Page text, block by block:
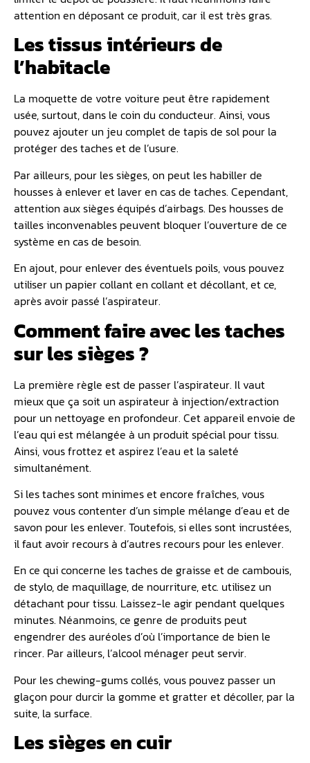
attention en déposant ce produit, car il est très gras.
Les tissus intérieurs de
l’habitacle
La moquette de votre voiture peut être rapidement
usée, surtout, dans le coin du conducteur. Ainsi, vous
pouvez ajouter un jeu complet de tapis de sol pour la
protéger des taches et de l’usure.
Par ailleurs, pour les sièges, on peut les habiller de
housses à enlever et laver en cas de taches. Cependant,
attention aux sièges équipés d’airbags. Des housses de
tailles inconvenables peuvent bloquer l’ouverture de ce
système en cas de besoin.
En ajout, pour enlever des éventuels poils, vous pouvez
utiliser un papier collant en collant et décollant, et ce,
après avoir passé l’aspirateur.
Comment faire avec les taches
sur les sièges ?
La première règle est de passer l’aspirateur. Il vaut
mieux que ça soit un aspirateur à injection/extraction
pour un nettoyage en profondeur. Cet appareil envoie de
l’eau qui est mélangée à un produit spécial pour tissu.
Ainsi, vous frottez et aspirez l’eau et la saleté
simultanément.
Si les taches sont minimes et encore fraîches, vous
pouvez vous contenter d’un simple mélange d’eau et de
savon pour les enlever. Toutefois, si elles sont incrustées,
il faut avoir recours à d’autres recours pour les enlever.
En ce qui concerne les taches de graisse et de cambouis,
de stylo, de maquillage, de nourriture, etc. utilisez un
détachant pour tissu. Laissez-le agir pendant quelques
minutes. Néanmoins, ce genre de produits peut
engendrer des auréoles d’où l’importance de bien le
rincer. Par ailleurs, l’alcool ménager peut servir.
Pour les chewing-gums collés, vous pouvez passer un
glaçon pour durcir la gomme et gratter et décoller, par la
suite, la surface.
Les sièges en cuir